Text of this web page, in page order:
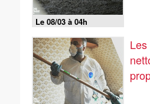
Le 08/03 à 04h